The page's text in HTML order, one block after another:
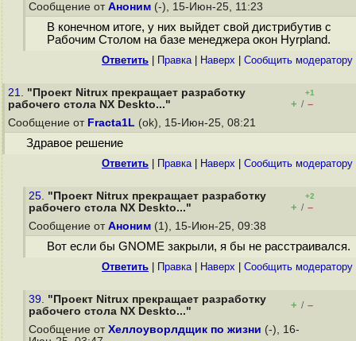
Сообщение от Аноним (-), 15-Июн-25, 11:23
В конечном итоге, у них выйдет свой дистрибутив с
Рабочим Столом на базе менеджера окон Hyrpland.
Ответить Правка| Наверх Cообщить модератору
21. "Проект Nitrux прекращает разработку
рабочего стола NX Deskto..."
+1
+ / –
Сообщение от Fracta1L (ok), 15-Июн-25, 08:21
Здравое решение
Ответить Правка| Наверх Cообщить модератору
25. "Проект Nitrux прекращает разработку
рабочего стола NX Deskto..."
+2
+ / –
Сообщение от Аноним (1), 15-Июн-25, 09:38
Вот если бы GNOME закрыли, я бы не расстраивался.
Ответить Правка| Наверх Cообщить модератору
39. "Проект Nitrux прекращает разработку
рабочего стола NX Deskto..."
+ / –
Сообщение от Хеллоуворлдщик по жизни (-), 16-